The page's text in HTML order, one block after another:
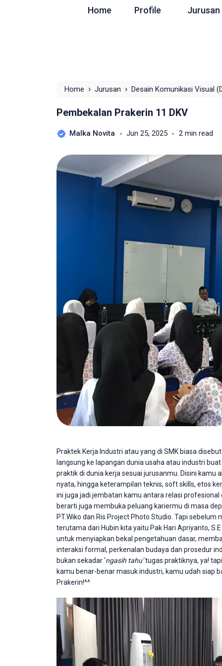
Home Profile Jurusan
Home › Jurusan › Desain Komunikasi Visual
Pembekalan Prakerin 11 DKV
Malka Novita Jun 25, 2025 2 min read
Praktek Kerja Industri atau yang di SMK biasa disebut
langsung ke lapangan dunia usaha atau industri
praktik di dunia kerja sesuai jurusanmu. Disini kamu
nyata, hingga keterampilan teknis, soft skills, etos
ini juga jadi jembatan kamu antara relasi
berarti juga membuka peluang kariermu di masa
PT.Wiko dan Ris Project Photo Studio. Tapi
terutama dari Hubin kita yaitu Pak Hari Apriyanto,
untuk menyiapkan bekal pengetahuan dasar, m
interaksi formal, perkenalan budaya dan prosedur
bukan sekadar ‘ngasih tahu’tugas praktiknya, ya!
kamu benar-benar masuk industri, kamu udah siap
Prakerin!^^
Video
Player